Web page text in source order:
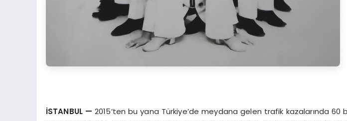
İSTANBUL — 2015’ten bu yana Türkiye’de meydana gelen trafik kazalarında 60